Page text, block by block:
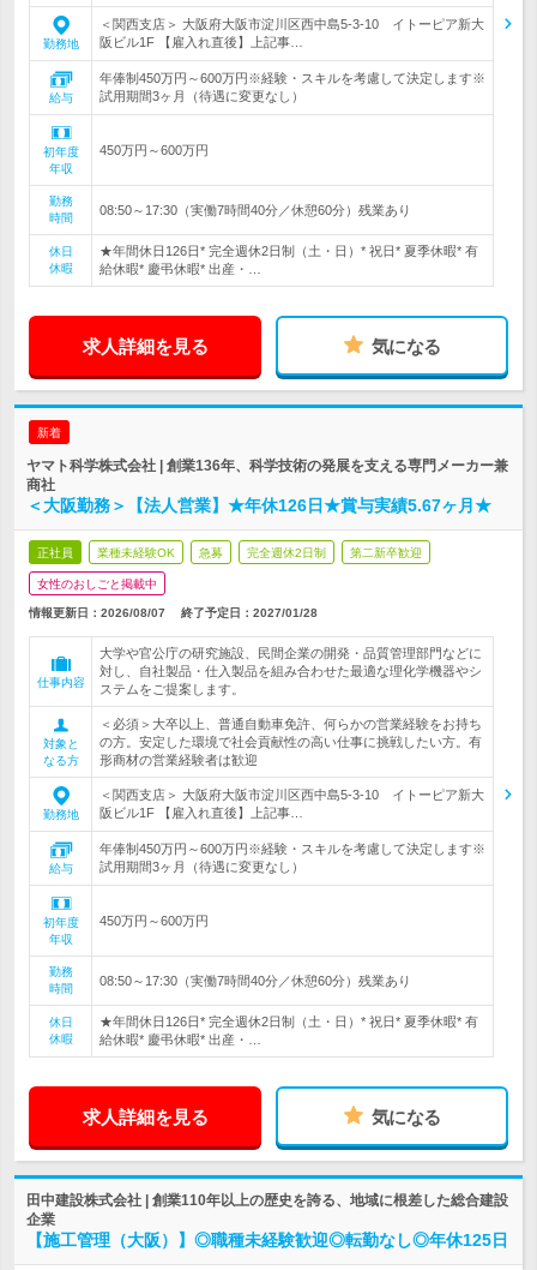
勤務地
＜関西支店＞ 大阪府大阪市淀川区西中島5-3-10 イトーピア新大
阪ビル1F 【雇入れ直後】上記事…
給与
年俸制450万円～600万円※経験・スキルを考慮して決定します※
試用期間3ヶ月（待遇に変更なし）
初年度
年収
450万円～600万円
勤務
時間
08:50～17:30（実働7時間40分／休憩60分）残業あり
休日
休暇
★年間休日126日* 完全週休2日制（土・日）* 祝日* 夏季休暇* 有
給休暇* 慶弔休暇* 出産・…
求人詳細を見る 気になる
新着
ヤマト科学株式会社 | 創業136年、科学技術の発展を支える専門メーカー兼
商社
＜大阪勤務＞【法人営業】★年休126日★賞与実績5.67ヶ月★
正社員 業種未経験OK 急募 完全週休2日制 第二新卒歓迎
女性のおしごと掲載中
情報更新日：2026/08/07 終了予定日： 2027/01/28
仕事内容
大学や官公庁の研究施設、民間企業の開発・品質管理部門などに
対し、自社製品・仕入製品を組み合わせた最適な理化学機器やシ
ステムをご提案します。
対象と
なる方
＜必須＞大卒以上、普通自動車免許、何らかの営業経験をお持ち
の方。安定した環境で社会貢献性の高い仕事に挑戦したい方。有
形商材の営業経験者は歓迎
勤務地
＜関西支店＞ 大阪府大阪市淀川区西中島5-3-10 イトーピア新大
阪ビル1F 【雇入れ直後】上記事…
給与
年俸制450万円～600万円※経験・スキルを考慮して決定します※
試用期間3ヶ月（待遇に変更なし）
初年度
年収
450万円～600万円
勤務
時間
08:50～17:30（実働7時間40分／休憩60分）残業あり
休日
休暇
★年間休日126日* 完全週休2日制（土・日）* 祝日* 夏季休暇* 有
給休暇* 慶弔休暇* 出産・…
求人詳細を見る 気になる
田中建設株式会社 | 創業110年以上の歴史を誇る、地域に根差した総合建設
企業
【施工管理（大阪）】◎職種未経験歓迎◎転勤なし◎年休125日